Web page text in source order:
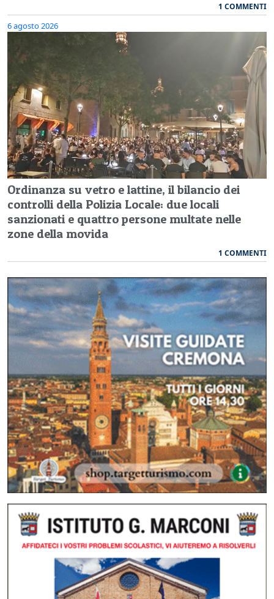
1 COMMENTI
6 agosto 2026
Ordinanza su vetro e lattine, il bilancio dei
controlli della Polizia Locale: due locali
sanzionati e quattro persone multate nelle
zone della movida
1 COMMENTI